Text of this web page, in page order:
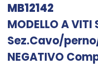
MB12142
MODELLO A
Sez.Cavo/
NEGATIVO